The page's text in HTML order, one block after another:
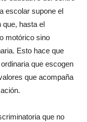
escolar supone el
hasta el
motórico sino
Esto hace que
que escogen
que acompaña
que no